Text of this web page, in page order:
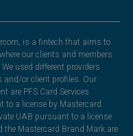
is a fintech that aims to
our clients and members
used different providers
and/or client profiles. Our
are PFS Card Services
to a license by Mastercard
UAB pursuant to a license
Mastercard Brand Mark are